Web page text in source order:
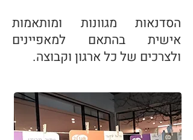
הסדנאות מגוונות ומותאמות
אישית בהתאם למאפיינים
ולצרכים של כל ארגון וקבוצה.